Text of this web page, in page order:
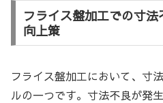
フライス盤加工での寸
向上策
フライス盤加工において、寸
ルの一つです。寸法不良が発